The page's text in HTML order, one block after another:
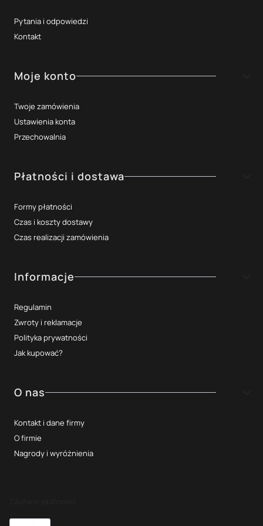
Pytania i odpowiedzi
Kontakt
Moje konto
Twoje zamówienia
Ustawienia konta
Przechowalnia
Płatności i dostawa
Formy płatności
Czas i koszty dostawy
Czas realizacji zamówienia
Informacje
Regulamin
Zwroty i reklamacje
Polityka prywatności
Jak kupować?
O nas
Kontakt i dane firmy
O firmie
Nagrody i wyróżnienia